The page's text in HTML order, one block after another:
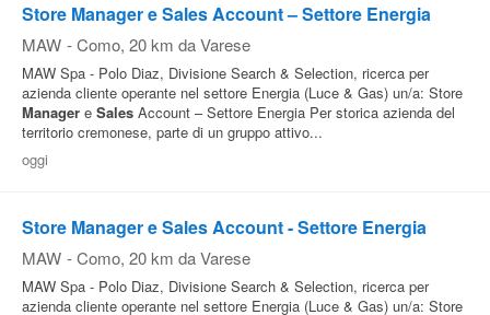
Store Manager e Sales Account – Settore Energia
MAW - Como, 20 km da Varese
MAW Spa - Polo Diaz, Divisione Search & Selection, ricerca per
azienda cliente operante nel settore Energia (Luce & Gas) un/a: Store
Manager e Sales Account – Settore Energia Per storica azienda del
territorio cremonese, parte di un gruppo attivo...
oggi
Store Manager e Sales Account - Settore Energia
MAW - Como, 20 km da Varese
MAW Spa - Polo Diaz, Divisione Search & Selection, ricerca per
azienda cliente operante nel settore Energia (Luce & Gas) un/a: Store